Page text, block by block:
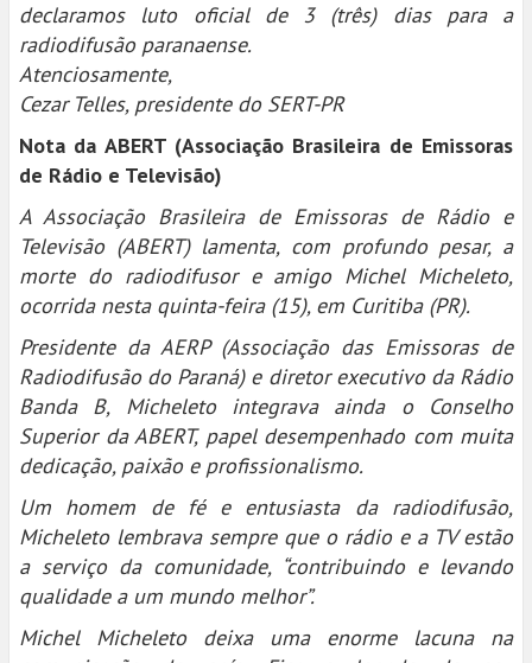
declaramos luto oficial de 3 (três) dias para a
radiodifusão paranaense.
Atenciosamente,
Cezar Telles, presidente do SERT-PR
Nota da ABERT (Associação Brasileira de Emissoras
de Rádio e Televisão)
A Associação Brasileira de Emissoras de Rádio e
Televisão (ABERT) lamenta, com profundo pesar, a
morte do radiodifusor e amigo Michel Micheleto,
ocorrida nesta quinta-feira (15), em Curitiba (PR).
Presidente da AERP (Associação das Emissoras de
Radiodifusão do Paraná) e diretor executivo da Rádio
Banda B, Micheleto integrava ainda o Conselho
Superior da ABERT, papel desempenhado com muita
dedicação, paixão e profissionalismo.
Um homem de fé e entusiasta da radiodifusão,
Micheleto lembrava sempre que o rádio e a TV estão
a serviço da comunidade, “contribuindo e levando
qualidade a um mundo melhor”.
Michel Micheleto deixa uma enorme lacuna na